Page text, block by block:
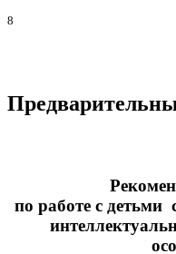
8
по работе с детьми